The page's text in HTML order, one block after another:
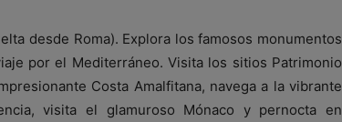
desde Roma). Explora los famosos monumentos
por el Mediterráneo. Visita los sitios Patrimonio
Costa Amalfitana, navega a la vibrante
visita el glamuroso Mónaco y pernocta en